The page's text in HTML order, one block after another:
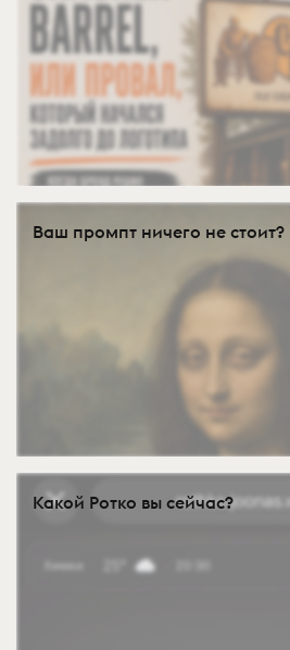
Ваш промпт ничего не стоит?
Какой Ротко вы сейчас?